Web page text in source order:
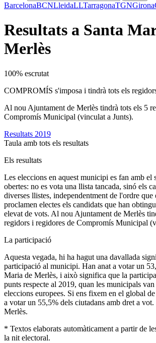
BarcelonaBCNLleidaLLTarragonaTGNGirona
Resultats a Santa
Merlès
100% escrutat
COMPROMÍS s'imposa i tindrà tots els
Al nou Ajuntament de Merlès tindrà tots els 5
Compromís Municipal (vinculat a Junts).
Resultats 2019
Taula amb tots els resultats
Els resultats
Les eleccions en aquest municipi es fan amb el
obertes: no es vota una llista tancada, sinó els
diverses llistes, independentment de l'ordre que
proclamen electes els candidats que han
elevat de vots. Al nou Ajuntament de Merlès
regidors i regidores de Compromís Municipal
La participació
Aquesta vegada, hi ha hagut una davallada
participació al municipi. Han anat a votar un
Maria de Merlès, i això significa que la
punts respecte al 2019, quan les municipals
eleccions europees. Si ens fixem en el global
a votar un 55,5% dels ciutadans amb dret a vot.
Merlès.
* Textos elaborats automàticament a partir de
la nit electoral.